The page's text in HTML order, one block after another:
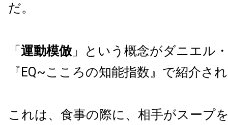
だ。
「運動模倣 」という概念がダニエル
『EQ~こころの知能指数』で紹介さ
これは、食事の際に、相手がスープ